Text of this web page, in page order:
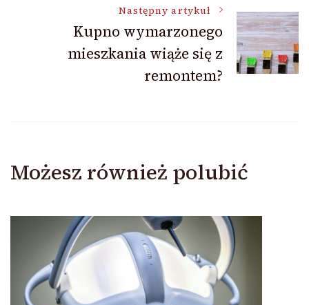
Następny artykuł
Kupno wymarzonego
mieszkania wiąże się z
remontem?
Możesz również polubić